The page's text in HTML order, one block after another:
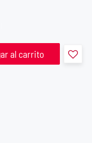
al carrito